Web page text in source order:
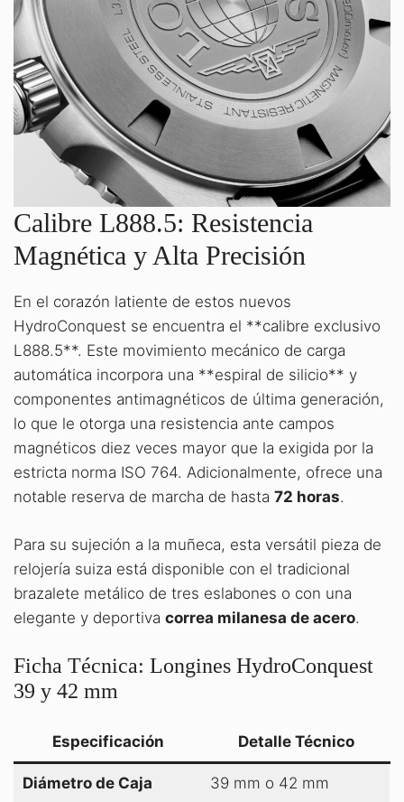
Calibre L888.5: Resistencia
Magnética y Alta Precisión
En el corazón latiente de estos nuevos
HydroConquest se encuentra el **calibre exclusivo
L888.5**. Este movimiento mecánico de carga
automática incorpora una **espiral de silicio** y
componentes antimagnéticos de última generación,
lo que le otorga una resistencia ante campos
magnéticos diez veces mayor que la exigida por la
estricta norma ISO 764. Adicionalmente, ofrece una
notable reserva de marcha de hasta 72 horas.
Para su sujeción a la muñeca, esta versátil pieza de
relojería suiza está disponible con el tradicional
brazalete metálico de tres eslabones o con una
elegante y deportiva correa milanesa de acero.
Ficha Técnica: Longines HydroConquest
39 y 42 mm
Especificación Detalle Técnico
Diámetro de Caja 39 mm o 42 mm